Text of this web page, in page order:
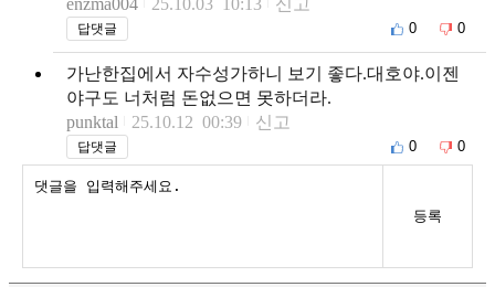
답댓글 0 0
가난한집에서 자수성가하니 보기 좋다.대호야.이젠
야구도 너처럼 돈없으면 못하더라.
punktal
25.10.12 00:39 신고
답댓글 0 0
등록